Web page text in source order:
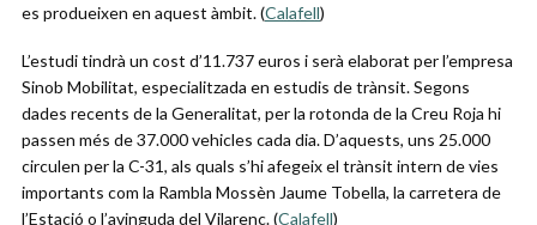
es produeixen en aquest àmbit. (Calafell⁠)
L’estudi tindrà un cost d’11.737 euros i serà elaborat per l’empresa
Sinob Mobilitat, especialitzada en estudis de trànsit. Segons
dades recents de la Generalitat, per la rotonda de la Creu Roja hi
passen més de 37.000 vehicles cada dia. D’aquests, uns 25.000
circulen per la C-31, als quals s’hi afegeix el trànsit intern de vies
importants com la Rambla Mossèn Jaume Tobella, la carretera de
l’Estació o l’avinguda del Vilarenc. (Calafell⁠)